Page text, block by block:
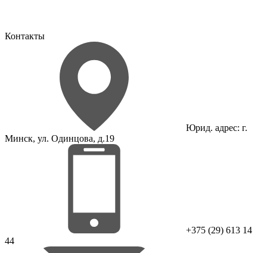
Контакты
Юрид. адрес: г.
Минск, ул. Одинцова, д.19
+375 (29) 613 14
44